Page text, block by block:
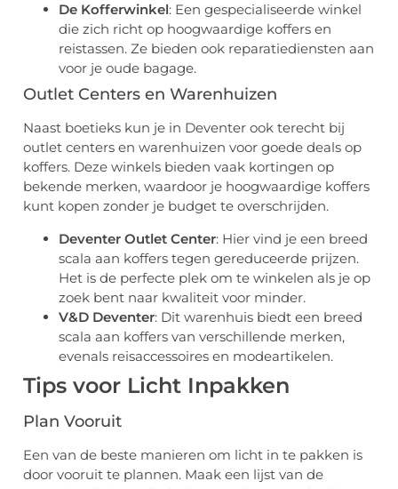
De Kofferwinkel: Een gespecialiseerde winkel
die zich richt op hoogwaardige koffers en
reistassen. Ze bieden ook reparatiediensten aan
voor je oude bagage.
Outlet Centers en Warenhuizen
Naast boetieks kun je in Deventer ook terecht bij
outlet centers en warenhuizen voor goede deals op
koffers. Deze winkels bieden vaak kortingen op
bekende merken, waardoor je hoogwaardige koffers
kunt kopen zonder je budget te overschrijden.
Deventer Outlet Center: Hier vind je een breed
scala aan koffers tegen gereduceerde prijzen.
Het is de perfecte plek om te winkelen als je op
zoek bent naar kwaliteit voor minder.
V&D Deventer: Dit warenhuis biedt een breed
scala aan koffers van verschillende merken,
evenals reisaccessoires en modeartikelen.
Tips voor Licht Inpakken
Plan Vooruit
Een van de beste manieren om licht in te pakken is
door vooruit te plannen. Maak een lijst van de